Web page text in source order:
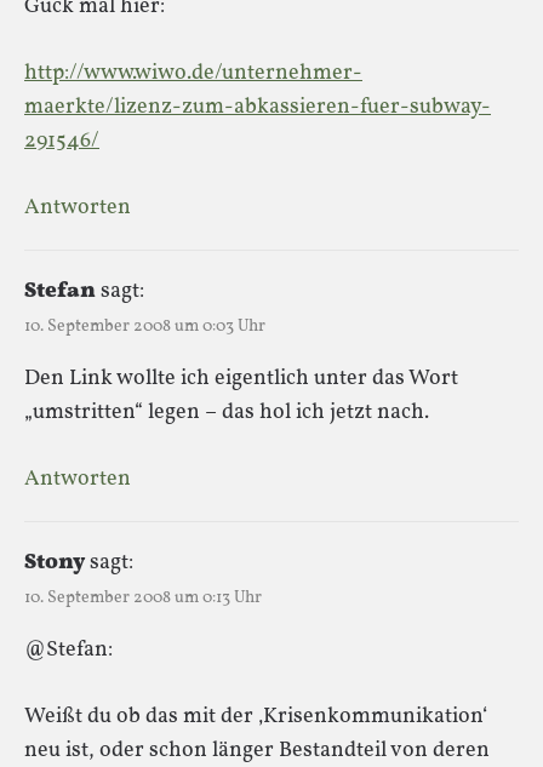
Guck mal hier:
http://www.wiwo.de/unternehmer-
maerkte/lizenz-zum-abkassieren-fuer-subway-
291546/
Antworten
Stefansagt:
10. September 2008 um 0:03 Uhr
Den Link wollte ich eigentlich unter das Wort
„umstritten“ legen – das hol ich jetzt nach.
Antworten
Stonysagt:
10. September 2008 um 0:13 Uhr
@Stefan:
Weißt du ob das mit der ‚Krisenkommunikation‘
neu ist, oder schon länger Bestandteil von deren